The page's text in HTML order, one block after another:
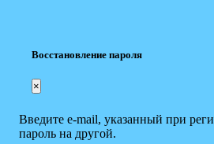
Восстановление пароля
×
Введите e-mail, указанный при
пароль на другой.